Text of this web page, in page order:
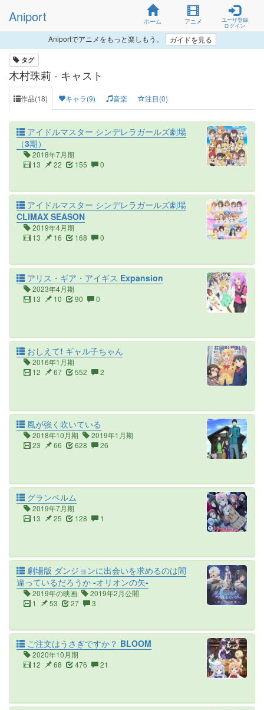
Aniport ホーム アニメ
ユーザ登録
ログイン
Aniportでアニメをもっと楽しもう。 ガイドを見る
タグ
木村珠莉 - キャスト
作品(18) キャラ(9) 音楽 注目(0)
アイドルマスター シンデレラガールズ劇場
（3期）
2018年7月期
13
22 155 0
アイドルマスター シンデレラガールズ劇場
CLIMAX SEASON
2019年4月期
13
16 168 0
アリス・ギア・アイギス Expansion
2023年4月期
13
10 90 0
おしえて! ギャル子ちゃん
2016年1月期
12
67 552 2
風が強く吹いている
2018年10月期
2019年1月期
23
66 628 26
グランベルム
2019年7月期
13
25 128 1
劇場版 ダンジョンに出会いを求めるのは間
違っているだろうか -オリオンの矢-
2019年の映画
2019年2月公開
1
53 27 3
ご注文はうさぎですか？ BLOOM
2020年10月期
12
68 476 21